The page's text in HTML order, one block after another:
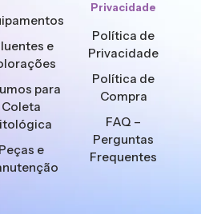
e
para
Coleta
Peças e
Privacidade
Política de
Privacidade
Política de
Compra
FAQ –
Perguntas
Frequentes